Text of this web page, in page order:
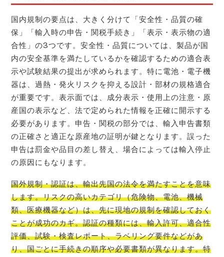
国内規制の要点は、大きく分けて「安全性・品質の確
保」「輸入時の申告・関税手続き」「表示・表示物の適
合性」の3つです。安全性・品質については、製品が国
内の安全基準を満たしているかを確認するための適合表
示や試験結果の提出が求められます。特に電池・電子機
器は、過熱・発火リスクを抑える設計・部材の規格適合
が重要です。表示面では、成分表示・使用上の注意・原
産国の表示など、法で定められた情報を正確に開示する
必要があります。申告・関税の部分では、輸入申告書類
の正確さと適正な原産地の証明が鍵となります。誤った
申告は罰金や品目の差し替え、場合によっては輸入停止
の原因にもなります。
国外規制・認証は、輸出先国の法令を満たすことを意味
します。リスクの高いカテゴリ（危険物、電池、機械
類、医療機器など）は、先に現地の規制を確認しておく
ことが成功のカギ。認証の種類には、輸入許可、適合性
評価、試験・検査レポート、ラベリング要件などがあ
り、国ごとに手続きの順序や必要書類が異なります。特